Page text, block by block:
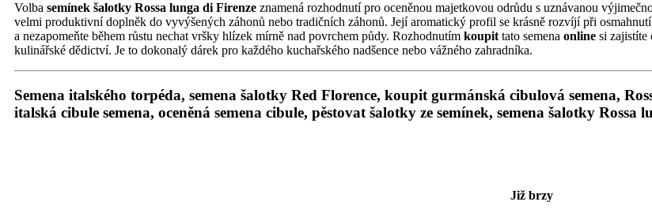
Volba semínek šalotky Rossa lunga di Firenze znamená rozhodnutí pro oceněnou majetkovou odrůdu s uznávanou
velmi produktivní doplněk do vyvýšených záhonů nebo tradičních záhonů. Její aromatický profil se krásně rozvíjí při
a nezapomeňte během růstu nechat vršky hlízek mírně nad povrchem půdy. Rozhodnutím koupittato semena online si zajistíte
kulinářské dědictví. Je to dokonalý dárek pro každého kuchařského nadšence nebo vážného zahradníka.
Semena italského torpéda, semena šalotky Red Florence, koupit gurmánská cibulová semena,
italská cibule semena, oceněná semena cibule, pěstovat šalotky ze semínek, semena šalotky Rossa
Již brzy